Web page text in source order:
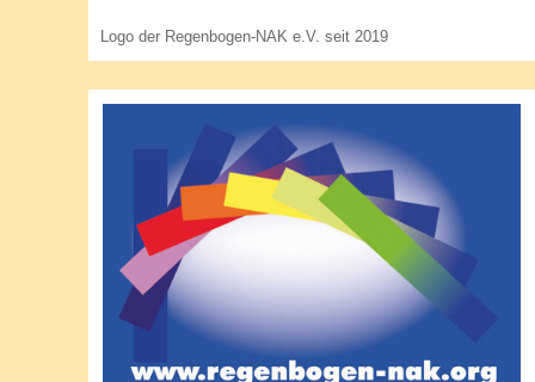
Logo der Regenbogen-NAK e.V. seit 2019